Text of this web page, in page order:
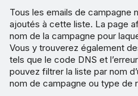
Tous les emails de campagne
ajoutés à cette liste. La page
nom de la campagne pour
Vous y trouverez également
tels que le code DNS et
pouvez filtrer la liste par nom
nom de campagne ou type de